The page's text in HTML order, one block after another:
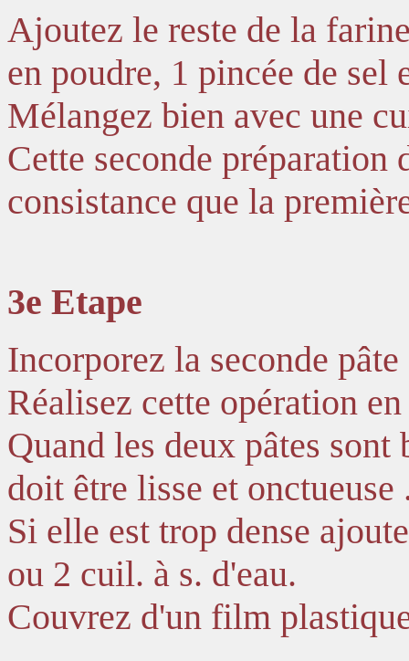
Ajoutez le reste de la
en poudre, 1 pincée de sel
Mélangez bien avec une
Cette seconde préparation
consistance que la
3e Etape
Incorporez la seconde
Réalisez cette opération
Quand les deux pâtes
doit être lisse et onctueuse
Si elle est trop dense
ou 2 cuil. à s. d'eau.
Couvrez d'un film